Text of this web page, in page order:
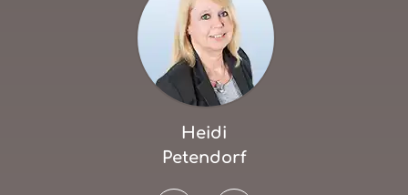
Heidi
Petendorf